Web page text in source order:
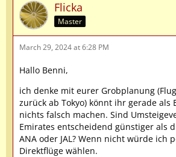
Flicka
Master
March 29, 2024 at 6:28 PM
Hallo Benni,
ich denke mit eurer Grobplanung
zurück ab Tokyo) könnt ihr gerade als
nichts falsch machen. Sind
Emirates entscheidend günstiger als
ANA oder JAL? Wenn nicht würde ich
Direktflüge wählen.